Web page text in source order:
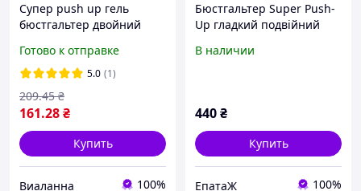
Супер push up гель
бюстгальтер двойний
розмір) формований 6657
Donafen
Готово к отправке
5.0 (1)
161.28₴
209.45 ₴
Купить
Виаланна 100%
Бюстгальтер Super Push-
Up гладкий подвійний
85 базовий ліф
В наличии
440₴
Купить
ЕпатаЖ 100%